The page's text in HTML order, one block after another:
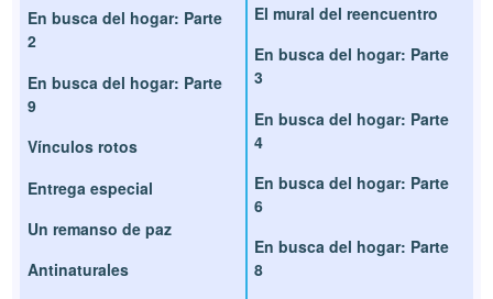
En busca del hogar: Parte
2
En busca del hogar: Parte
9
Vínculos rotos
Entrega especial
Un remanso de paz
Antinaturales
El mural del reencuentro
En busca del hogar: Parte
3
En busca del hogar: Parte
4
En busca del hogar: Parte
6
En busca del hogar: Parte
8